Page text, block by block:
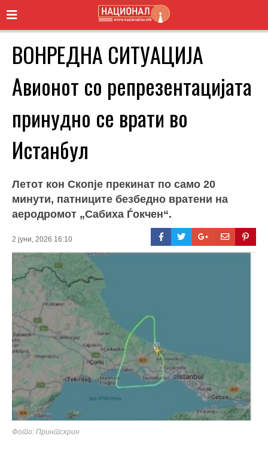
ВОНРЕДНА СИТУАЦИЈА
Авионот со репрезентацијата
принудно се врати во
Истанбул
Летот кон Скопје прекинат по само 20
минути, патниците безбедно вратени на
аеродромот „Сабиха Ѓокчен“.
2 јуни, 2026 16:10
Фото: Принтскрин